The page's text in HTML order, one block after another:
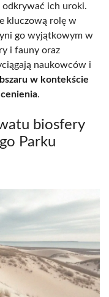
ich uroki.
kluczową rolę w
go wyjątkowym w
i fauny oraz
naukowców i
w kontekście
.
biosfery
Parku